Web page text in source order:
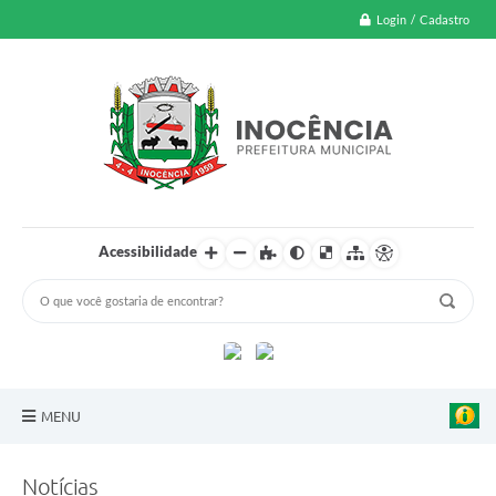
Login / Cadastro
Acessibilidade
MENU
Notícias